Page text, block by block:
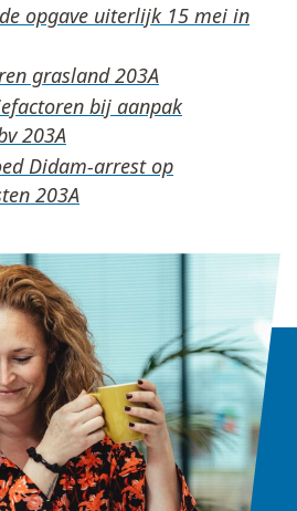
opgave uiterlijk 15 mei in
grasland
bij aanpak
Didam-arrest op